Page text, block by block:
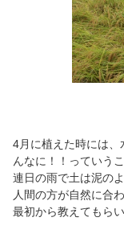
4月に植えた時には、
んなに！！っていう
連日の雨で土は泥の
人間の方が自然に合
最初から教えてもらい